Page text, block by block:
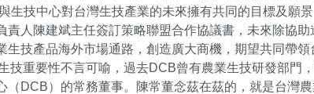
生技中心對台灣生技產業的未來擁有共同的目標及願
責人陳建斌主任簽訂策略聯盟合作協議書，未來除協
生技產品海外市場通路，創造廣大商機，期望共同帶
技重要性不言可喻，過去DCB曾有農業生技研發部
（DCB）的常務董事。陳常董念茲在茲的，就是台灣